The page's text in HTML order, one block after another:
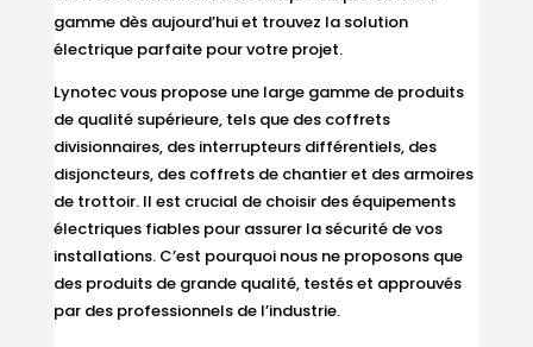
gamme dès aujourd’hui et trouvez la solution
électrique parfaite pour votre projet.
Lynotec vous propose une large gamme de produits
de qualité supérieure, tels que des coffrets
divisionnaires, des interrupteurs différentiels, des
disjoncteurs, des coffrets de chantier et des armoires
de trottoir. Il est crucial de choisir des équipements
électriques fiables pour assurer la sécurité de vos
installations. C’est pourquoi nous ne proposons que
des produits de grande qualité, testés et approuvés
par des professionnels de l’industrie.